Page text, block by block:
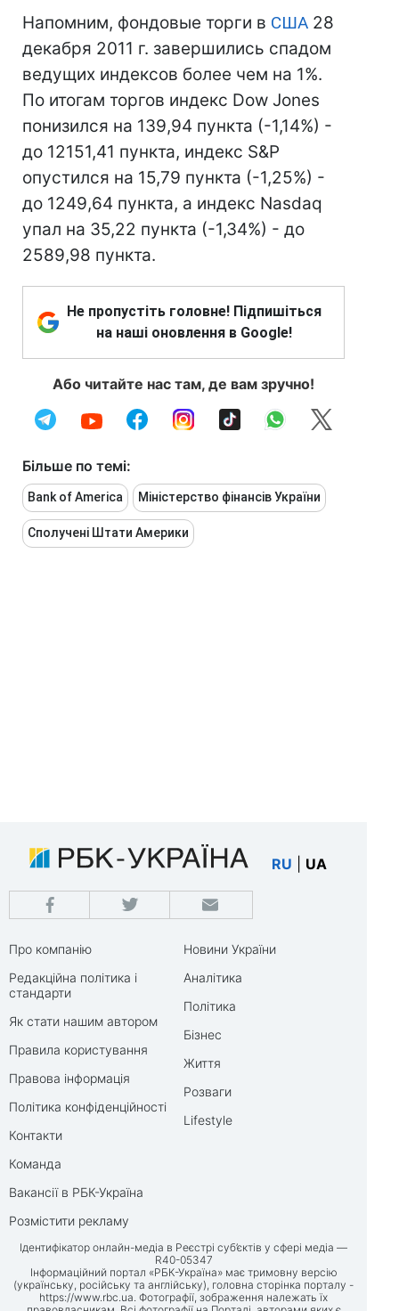
Напомним, фондовые торги в США 28
декабря 2011 г. завершились спадом
ведущих индексов более чем на 1%.
По итогам торгов индекс Dow Jones
понизился на 139,94 пункта (-1,14%) -
до 12151,41 пункта, индекс S&P
опустился на 15,79 пункта (-1,25%) -
до 1249,64 пункта, а индекс Nasdaq
упал на 35,22 пункта (-1,34%) - до
2589,98 пункта.
Не пропустіть головне! Підпишіться
на наші оновлення в Google!
Або читайте нас там, де вам зручно!
Більше по темі:
Bank of America Міністерство фінансів України
Сполучені Штати Америки
RU UA
Про компанію
Редакційна політика і
стандарти
Як стати нашим автором
Правила користування
Правова інформація
Політика конфіденційності
Контакти
Команда
Вакансії в РБК-Україна
Розмістити рекламу
Новини України
Аналітика
Політика
Бізнес
Життя
Розваги
Lifestyle
Ідентифікатор онлайн-медіа в Реєстрі суб’єктів у сфері медіа —
R40-05347
Інформаційний портал «РБК-Україна» має тримовну версію
(українську, російську та англійську), головна сторінка порталу -
https://www.rbc.ua. Фотографії, зображення належать їх